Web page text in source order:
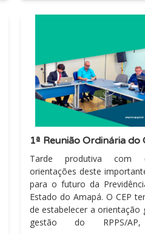
Tarde produtiva com
orientações deste
para o futuro da
Estado do Amapá. O CEP tem a missão
de estabelecer a orientação
gestão do RPPS/AP,